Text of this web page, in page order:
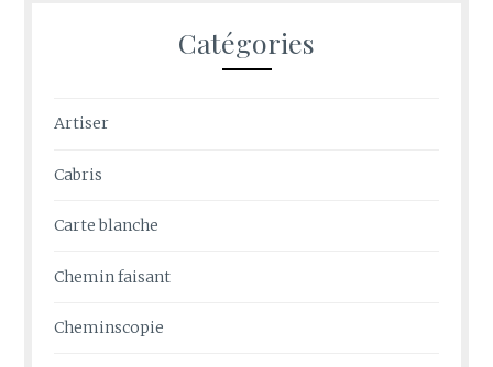
Catégories
Artiser
Cabris
Carte blanche
Chemin faisant
Cheminscopie